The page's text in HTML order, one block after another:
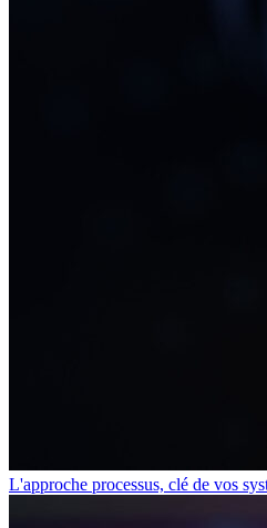
L'approche processus, clé de vos